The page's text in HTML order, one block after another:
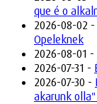
que é o
2026-08-02 -
Opeleknek
2026-08-01 -
2026-07-31 -
2026-07-30 -
akarunk olla"